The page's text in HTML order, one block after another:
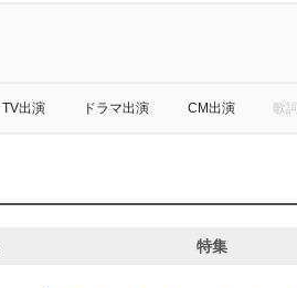
TV出演 ドラマ出演 CM出演 歌詞
特集